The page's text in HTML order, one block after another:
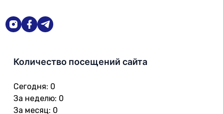
Количество посещений сайта
Сегодня: 0
За неделю: 0
За месяц: 0